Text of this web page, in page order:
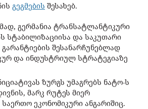
გეგმების შესახებ.
გერმანია ტრანსატლანტიკური
სტაბილიზაციისა და საკუთარი
შესანარჩუნებლად
და ინდუსტრიულ სტრატეგიაზე
ზურგს უმაგრებს ნატო-ს
მარკ რუტეს მიერ
ეკონომიკური ანგარიშიც.